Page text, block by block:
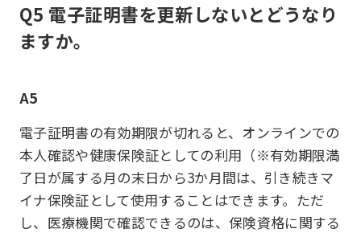
Q5 電子証明書を更新しないとどうなり
ますか。
A5
電子証明書の有効期限が切れると、オンラインでの
本人確認や健康保険証としての利用（※有効期限満
了日が属する月の末日から3か月間は、引き続きマ
イナ保険証として使用することはできます。ただ
し、医療機関で確認できるのは、保険資格に関する